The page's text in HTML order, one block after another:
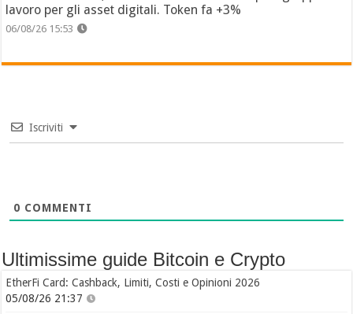
lavoro per gli asset digitali. Token fa +3%
06/08/26 15:53
Iscriviti
0 COMMENTI
Ultimissime guide Bitcoin e Crypto
EtherFi Card: Cashback, Limiti, Costi e Opinioni 2026
05/08/26 21:37